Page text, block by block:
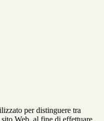
per distinguere tra
Web, al fine di effettuare